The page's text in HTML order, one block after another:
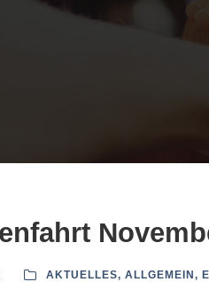
AKTUELLES, ALLGEMEIN ,